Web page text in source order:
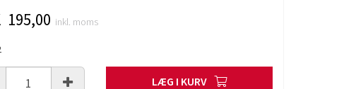
195,00 inkl. moms
LÆG I KURV